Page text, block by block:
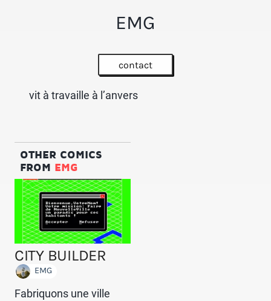
EMG
contact
vit à travaille à l’anvers
OTHER COMICS
FROM EMG
CITY BUILDER
EMG
Fabriquons une ville